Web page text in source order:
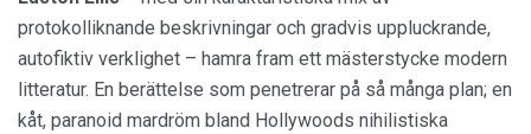
protokolliknande beskrivningar och gradvis uppluckrande,
autofiktiv verklighet – hamra fram ett mästerstycke modern
litteratur. En berättelse som penetrerar på så många plan; en
kåt, paranoid mardröm bland Hollywoods nihilistiska